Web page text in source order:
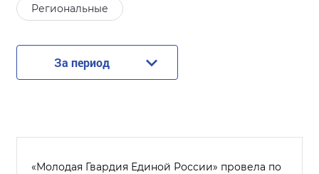
Региональные
За период
«Молодая Гвардия Единой России» провела по